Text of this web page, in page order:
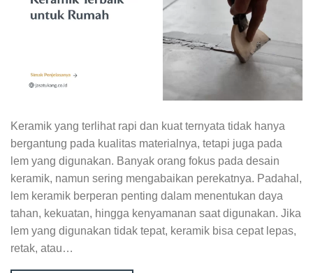
Keramik yang terlihat rapi dan kuat ternyata tidak hanya
bergantung pada kualitas materialnya, tetapi juga pada
lem yang digunakan. Banyak orang fokus pada desain
keramik, namun sering mengabaikan perekatnya. Padahal,
lem keramik berperan penting dalam menentukan daya
tahan, kekuatan, hingga kenyamanan saat digunakan. Jika
lem yang digunakan tidak tepat, keramik bisa cepat lepas,
retak, atau…